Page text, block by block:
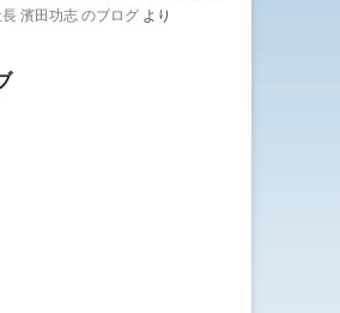
濱田功志 のブログ より